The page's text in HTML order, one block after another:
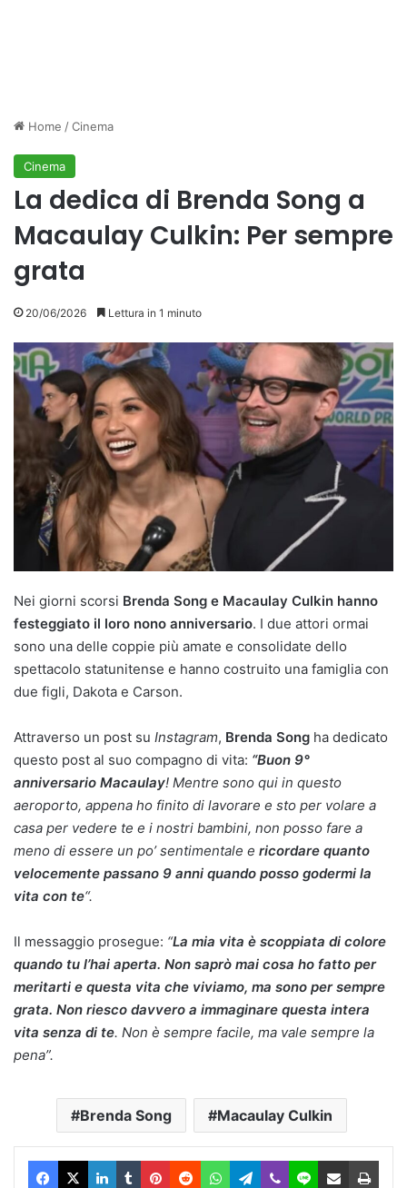
Home /Cinema
Cinema
La dedica di Brenda Song a
Macaulay Culkin: Per sempre
grata
20/06/2026 Lettura in 1 minuto
Nei giorni scorsi Brenda Song e Macaulay Culkin hanno
festeggiato il loro nono anniversario. I due attori ormai
sono una delle coppie più amate e consolidate dello
spettacolo statunitense e hanno costruito una famiglia con
due figli, Dakota e Carson.
Attraverso un post su Instagram, Brenda Song ha dedicato
questo post al suo compagno di vita: “Buon 9°
anniversario Macaulay! Mentre sono qui in questo
aeroporto, appena ho finito di lavorare e sto per volare a
casa per vedere te e i nostri bambini, non posso fare a
meno di essere un po’ sentimentale e ricordare quanto
velocemente passano 9 anni quando posso godermi la
vita con te“.
Il messaggio prosegue: “La mia vita è scoppiata di colore
quando tu l’hai aperta. Non saprò mai cosa ho fatto per
meritarti e questa vita che viviamo, ma sono per sempre
grata. Non riesco davvero a immaginare questa intera
vita senza di te. Non è sempre facile, ma vale sempre la
pena”.
Brenda Song Macaulay Culkin
Facebook
X LinkedIn
TumblrPinterest
RedditWhatsAppTelegram
ViberLine Condividi via Email